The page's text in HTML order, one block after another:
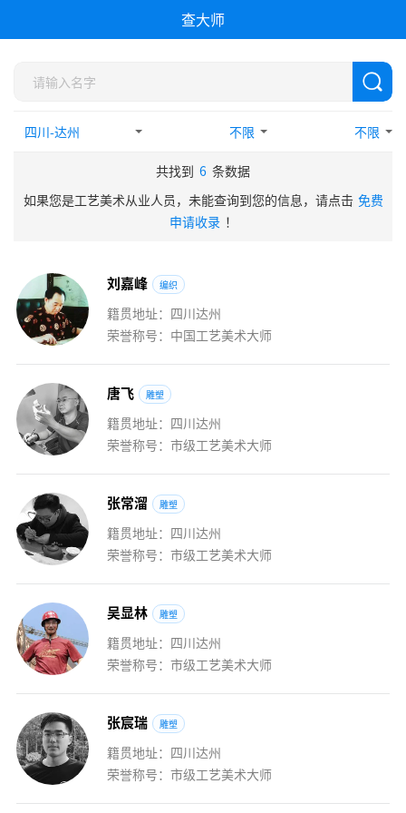
查大师
不限 不限
共找到 6 条数据
如果您是工艺美术从业人员，未能查询到您的信息，请点击 免费
申请收录 ！
刘嘉峰 编织
籍贯地址：四川达州
荣誉称号：中国工艺美术大师
唐飞 雕塑
籍贯地址：四川达州
荣誉称号：市级工艺美术大师
张常溜 雕塑
籍贯地址：四川达州
荣誉称号：市级工艺美术大师
吴显林 雕塑
籍贯地址：四川达州
荣誉称号：市级工艺美术大师
张宸瑞 雕塑
籍贯地址：四川达州
荣誉称号：市级工艺美术大师